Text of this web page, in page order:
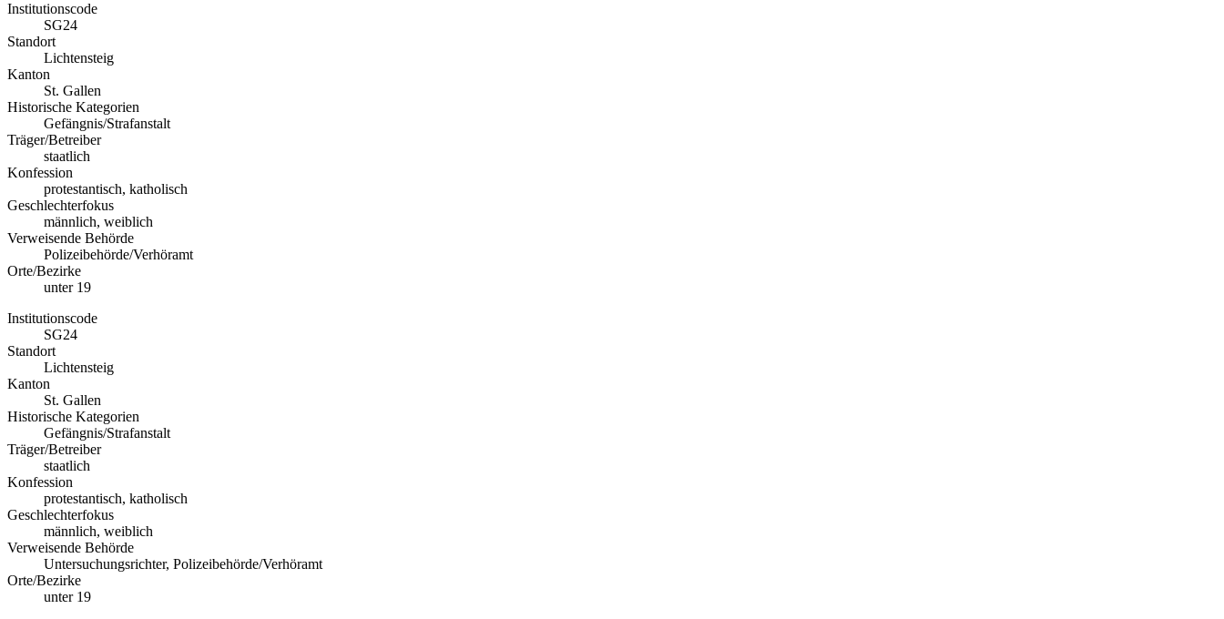
Institutionscode
SG24
Standort
Lichtensteig
Kanton
St. Gallen
Historische Kategorien
Gefängnis/Strafanstalt
Träger/Betreiber
staatlich
Konfession
protestantisch, katholisch
Geschlechterfokus
männlich, weiblich
Verweisende Behörde
Polizeibehörde/Verhöramt
Orte/Bezirke
unter 19
Institutionscode
SG24
Standort
Lichtensteig
Kanton
St. Gallen
Historische Kategorien
Gefängnis/Strafanstalt
Träger/Betreiber
staatlich
Konfession
protestantisch, katholisch
Geschlechterfokus
männlich, weiblich
Verweisende Behörde
Untersuchungsrichter, Polizeibehörde/Verhöramt
Orte/Bezirke
unter 19